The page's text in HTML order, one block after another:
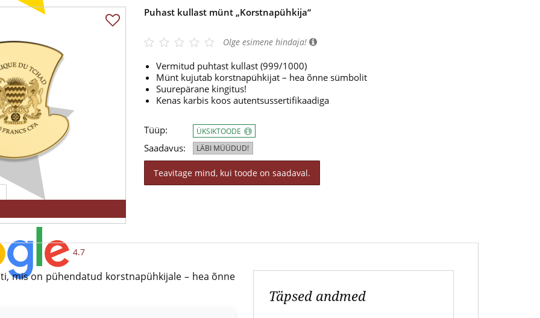
4.7
Puhast kullast münt „Korstnapühkija“
Olge esimene hindaja!
Vermitud puhtast kullast (999/1000)
Münt kujutab korstnapühkijat – hea õnne sümbolit
Suurepärane kingitus!
Kenas karbis koos autentsussertifikaadiga
Tüüp:
Saadavus:
ÜKSIKTOODE
LÄBI MÜÜDUD!
Teavitage mind, kui toode on saadaval.
mis on pühendatud korstnapühkijale – hea õnne
Täpsed andmed